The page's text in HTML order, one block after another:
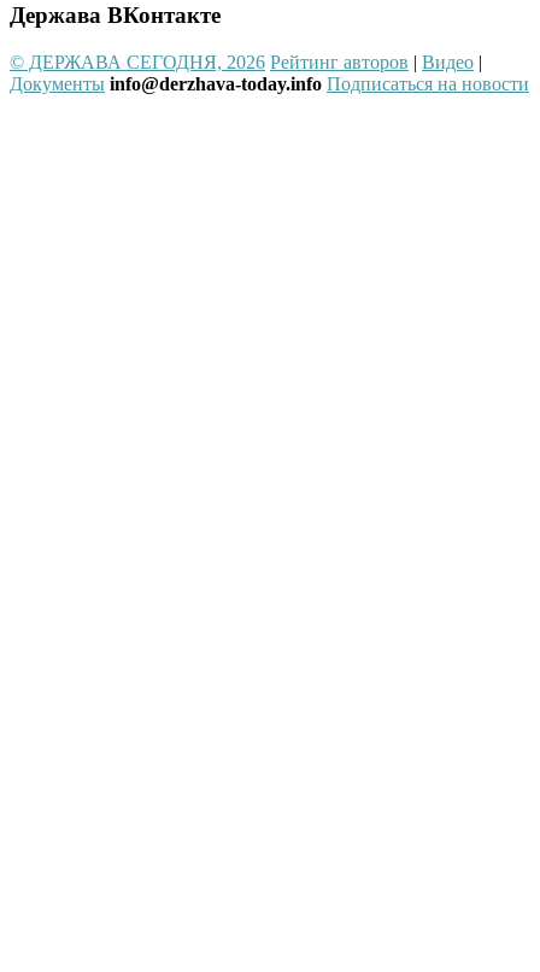
Держава ВКонтакте
© ДЕРЖАВА СЕГОДНЯ, 2026 Рейтинг авторов | Видео |
Документы info@derzhava-today.info Подписаться на новости